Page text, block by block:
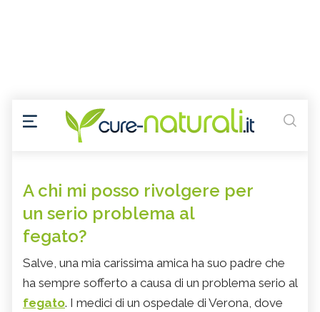
A chi mi posso rivolgere per
un serio problema al
fegato?
Salve, una mia carissima amica ha suo padre che
ha sempre sofferto a causa di un problema serio al
fegato. I medici di un ospedale di Verona, dove